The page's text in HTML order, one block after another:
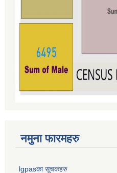
नमुना फारमहरु
lgpasका सूचकहरु